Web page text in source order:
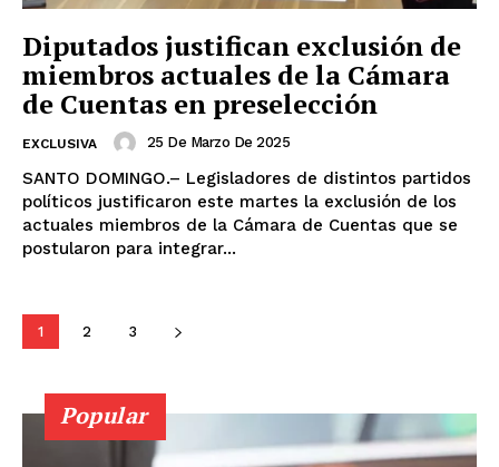
Diputados justifican exclusión de
miembros actuales de la Cámara
de Cuentas en preselección
EXCLUSIVA 25 De Marzo De 2025
SANTO DOMINGO.– Legisladores de distintos partidos
políticos justificaron este martes la exclusión de los
actuales miembros de la Cámara de Cuentas que se
postularon para integrar...
1 2 3
Popular